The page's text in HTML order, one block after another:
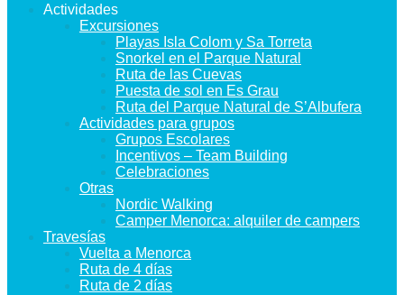
Actividades
Excursiones
Playas Isla Colom y Sa Torreta
Snorkel en el Parque Natural
Ruta de las Cuevas
Puesta de sol en Es Grau
Ruta del Parque Natural de S’Albufera
Actividades para grupos
Grupos Escolares
Incentivos – Team Building
Celebraciones
Otras
Nordic Walking
Camper Menorca: alquiler de campers
Travesías
Vuelta a Menorca
Ruta de 4 días
Ruta de 2 días